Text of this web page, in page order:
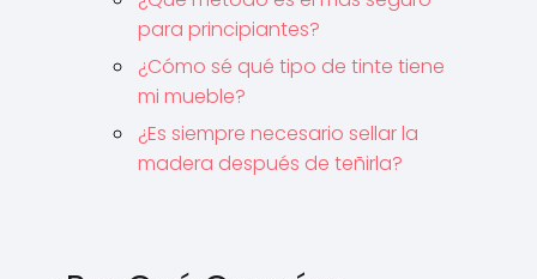
para principiantes?
¿Cómo sé qué tipo de tinte tiene
mi mueble?
¿Es siempre necesario sellar la
madera después de teñirla?